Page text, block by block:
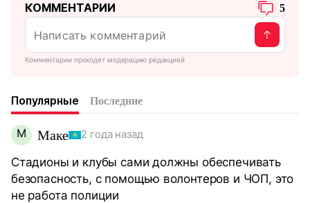
КОММЕНТАРИИ 5
Комментарии проходят модерацию редакцией
Популярные Последние
М Маке 2 года назад
Стадионы и клубы сами должны обеспечивать
безопасность, с помощью волонтеров и ЧОП, это
не работа полиции